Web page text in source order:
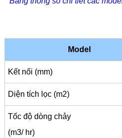
Model
Kết nối (mm)
Diện tích lọc (m2)
Tốc độ dòng chảy
(m3/ hr)